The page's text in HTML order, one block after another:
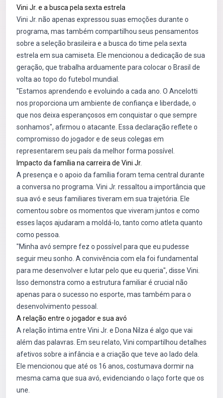
Vini Jr. e a busca pela sexta estrela
Vini Jr. não apenas expressou suas emoções durante o
programa, mas também compartilhou seus pensamentos
sobre a seleção brasileira e a busca do time pela sexta
estrela em sua camiseta. Ele mencionou a dedicação de sua
geração, que trabalha arduamente para colocar o Brasil de
volta ao topo do futebol mundial.
"Estamos aprendendo e evoluindo a cada ano. O Ancelotti
nos proporciona um ambiente de confiança e liberdade, o
que nos deixa esperançosos em conquistar o que sempre
sonhamos", afirmou o atacante. Essa declaração reflete o
compromisso do jogador e de seus colegas em
representarem seu país da melhor forma possível.
Impacto da família na carreira de Vini Jr.
A presença e o apoio da família foram tema central durante
a conversa no programa. Vini Jr. ressaltou a importância que
sua avó e seus familiares tiveram em sua trajetória. Ele
comentou sobre os momentos que viveram juntos e como
esses laços ajudaram a moldá-lo, tanto como atleta quanto
como pessoa.
"Minha avó sempre fez o possível para que eu pudesse
seguir meu sonho. A convivência com ela foi fundamental
para me desenvolver e lutar pelo que eu queria", disse Vini.
Isso demonstra como a estrutura familiar é crucial não
apenas para o sucesso no esporte, mas também para o
desenvolvimento pessoal.
A relação entre o jogador e sua avó
A relação íntima entre Vini Jr. e Dona Nilza é algo que vai
além das palavras. Em seu relato, Vini compartilhou detalhes
afetivos sobre a infância e a criação que teve ao lado dela.
Ele mencionou que até os 16 anos, costumava dormir na
mesma cama que sua avó, evidenciando o laço forte que os
une.